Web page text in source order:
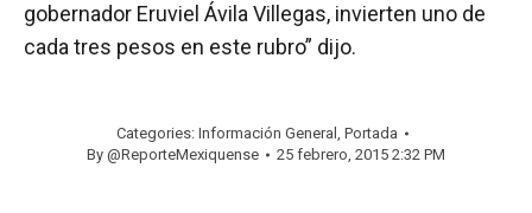
gobernador Eruviel Ávila Villegas, invierten uno de
cada tres pesos en este rubro” dijo.
Categories: Información General , Portada
By @ReporteMexiquense 25 febrero, 2015 2:32 PM